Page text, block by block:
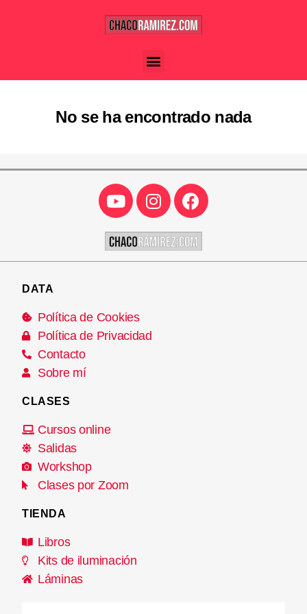
No se ha encontrado nada
DATA
Política de Cookies
Política de Privacidad
Contacto
Sobre mí
CLASES
Cursos online
Salidas
Workshop
Clases por Zoom
TIENDA
Libros
Kits de iluminación
Láminas